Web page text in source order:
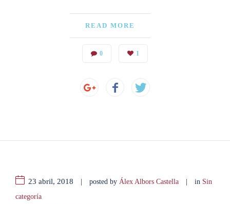
READ MORE
0 1
23 abril, 2018 | posted by Álex Albors Castella | in Sin
categoría